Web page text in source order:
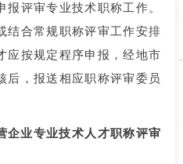
评审专业技术职称工作。
结合常规职称评审工作安排
应按规定程序申报，经地市
后，报送相应职称评审委员
企业专业技术人才职称评审